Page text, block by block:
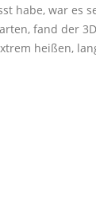
habe, war es
fand der
heißen,